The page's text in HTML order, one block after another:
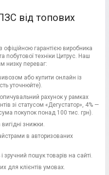
від топових
офіційною гарантією виробника
побутової техніки Цитрус. Наш
низку переваг:
або купити онлайн із
уточнюйте).
рахунок у рамках
зі статусом «Дегустатор», 4% —
покупок понад 100 тис. грн).
знижки.
в авторизованих
пошук товарів на сайті.
для клієнтів умовах.